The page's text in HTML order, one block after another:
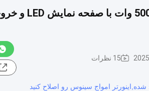
15 نظرات
شده,اينورتر امواج سينوس رو اصلاح کنيد